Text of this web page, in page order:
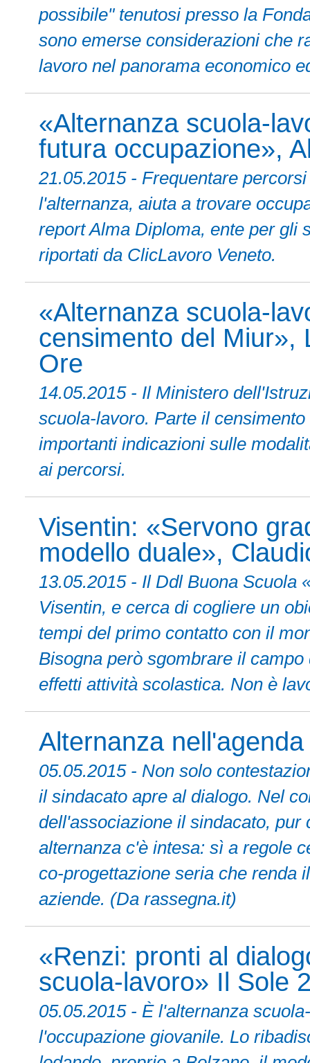
possibile" tenutosi presso la
sono emerse considerazioni che
lavoro nel panorama economico
«Alternanza scuola-
futura occupazione»,
21.05.2015 - Frequentare
l'alternanza, aiuta a trovare
report Alma Diploma, ente per gli
riportati da ClicLavoro Veneto.
«Alternanza scuola-
censimento del Miur»,
Ore
14.05.2015 - Il Ministero
scuola-lavoro. Parte il
importanti indicazioni sulle
ai percorsi.
Visentin: «Servono
modello duale»,
13.05.2015 - Il Ddl Buona Scuola
Visentin, e cerca di cogliere un
tempi del primo contatto con il
Bisogna però sgombrare il campo
effetti attività scolastica. Non è
Alternanza
05.05.2015 - Non solo
il sindacato apre al dialogo. Nel
dell'associazione il sindacato,
alternanza c'è intesa: sì a regole
co-progettazione seria che renda
aziende. (Da rassegna.it)
«Renzi: pronti al
scuola-lavoro» Il Sole
05.05.2015 - È l'alternanza
l'occupazione giovanile. Lo